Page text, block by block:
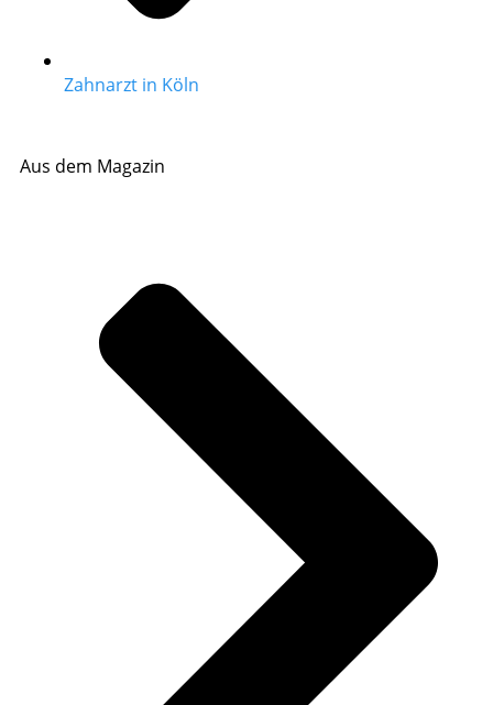
Zahnarzt in Köln
Aus dem Magazin